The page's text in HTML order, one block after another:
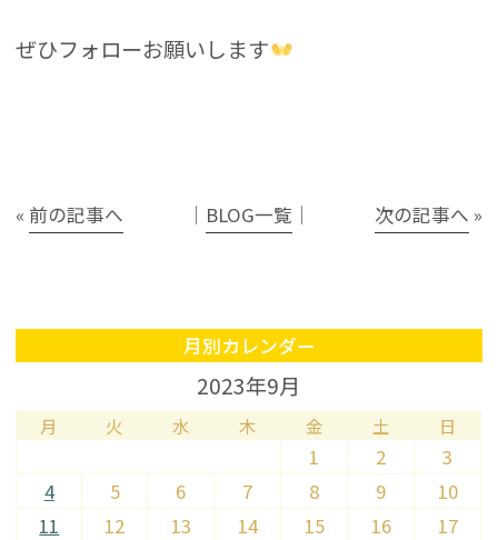
ぜひフォローお願いします
« 前の記事へ │ BLOG一覧 │ 次の記事へ »
月別カレンダー
2023年9月
月 火 水 木 金 土 日
1 2
3
4
5 6 7 8 9
10
11
12 13 14 15 16
17